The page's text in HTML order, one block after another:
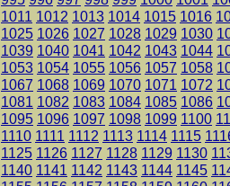
1011 1012 1013 1014 1015 1016
1025 1026 1027 1028 1029 1030
1039 1040 1041 1042 1043 1044
1053 1054 1055 1056 1057 1058
1067 1068 1069 1070 1071 1072
1081 1082 1083 1084 1085 1086
1095 1096 1097 1098 1099 1100
1110 1111 1112 1113 1114 1115
1125 1126 1127 1128 1129 1130
1140 1141 1142 1143 1144 1145